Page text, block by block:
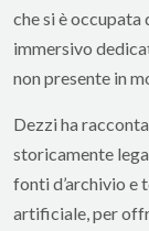
che si è occupata
immersivo
non presente in
Dezzi ha
storicamente
fonti d’archivio e
artificiale, per